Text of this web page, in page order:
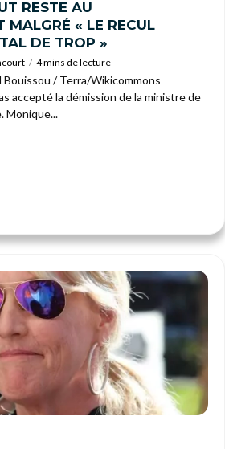
RESTE AU
MALGRÉ « LE RECUL
DE TROP »
4 mins de lecture
/ Terra/Wikicommons
accepté la démission de la ministre de
Monique...